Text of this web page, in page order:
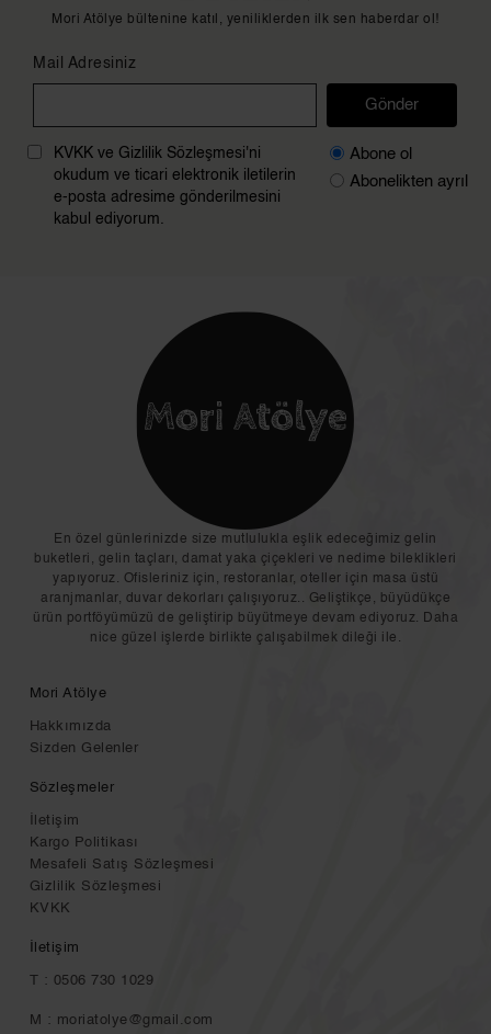
Mori Atölye bültenine katıl, yeniliklerden ilk sen haberdar ol!
Mail Adresiniz
Gönder
KVKK ve Gizlilik Sözleşmesi'ni
okudum ve ticari elektronik iletilerin
e-posta adresime gönderilmesini
kabul ediyorum.
Abone ol
Abonelikten ayrıl
En özel günlerinizde size mutlulukla eşlik edeceğimiz gelin
buketleri, gelin taçları, damat yaka çiçekleri ve nedime bileklikleri
yapıyoruz. Ofisleriniz için, restoranlar, oteller için masa üstü
aranjmanlar, duvar dekorları çalışıyoruz.. Geliştikçe, büyüdükçe
ürün portföyümüzü de geliştirip büyütmeye devam ediyoruz. Daha
nice güzel işlerde birlikte çalışabilmek dileği ile.
Mori Atölye
Hakkımızda
Sizden Gelenler
Sözleşmeler
İletişim
Kargo Politikası
Mesafeli Satış Sözleşmesi
Gizlilik Sözleşmesi
KVKK
İletişim
T : 0506 730 1029
M : moriatolye@gmail.com